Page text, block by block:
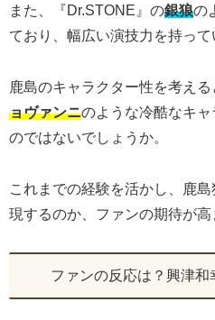
また、『Dr.STONE』の銀狼の
ており、幅広い演技力を持って
鹿島のキャラクター性を考え
ョヴァンニのような冷酷なキ
のではないでしょうか。
これまでの経験を活かし、鹿
現するのか、ファンの期待が高
ファンの反応は？興津